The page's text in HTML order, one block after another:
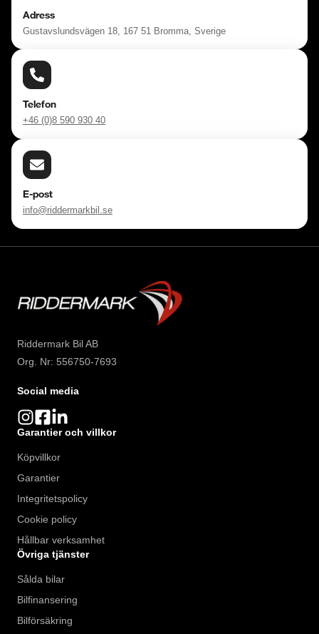
Adress
Gustavslundsvägen 18, 167 51 Bromma, Sverige
Telefon
+46 (0)8 590 930 40
E-post
info@riddermarkbil.se
Riddermark Bil AB
Org. Nr: 556750-7693
Social media
Garantier och villkor
Köpvillkor
Garantier
Integritetspolicy
Cookie policy
Hållbar verksamhet
Övriga tjänster
Sålda bilar
Bilfinansering
Bilförsäkring